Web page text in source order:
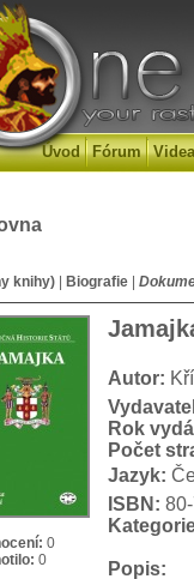
Úvod Fórum Videa
knihy) Biografie
0
0
Autor:
Rok
Počet
Jazyk:
ISBN:
Popis: